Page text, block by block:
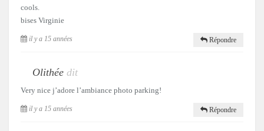
cools.
bises Virginie
il y a 15 années Répondre
Olithée dit
Very nice j’adore l’ambiance photo parking!
il y a 15 années Répondre